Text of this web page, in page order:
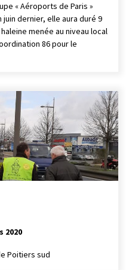
« Aéroports de Paris »
juin dernier, elle aura duré 9
menée au niveau local
86 pour le
2020
Poitiers sud